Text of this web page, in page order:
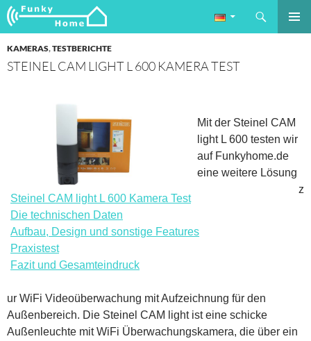
Funkyhome.de Online Magazin
Suchen
ZUM
KAMERAS,TESTBERICHTE
STEINEL CAM LIGHT L 600 KAMERA TEST
Steinel CAM light L 600 Kamera Test
Die technischen Daten
Aufbau, Design und sonstige Features
Praxistest
Fazit und Gesamteindruck
Mit der Steinel CAM
light L 600 testen wir
auf Funkyhome.de
eine weitere Lösung
z
ur WiFi Videoüberwachung mit Aufzeichnung für den
Außenbereich. Die Steinel CAM light ist eine schicke
Außenleuchte mit WiFi Überwachungskamera, die über ein